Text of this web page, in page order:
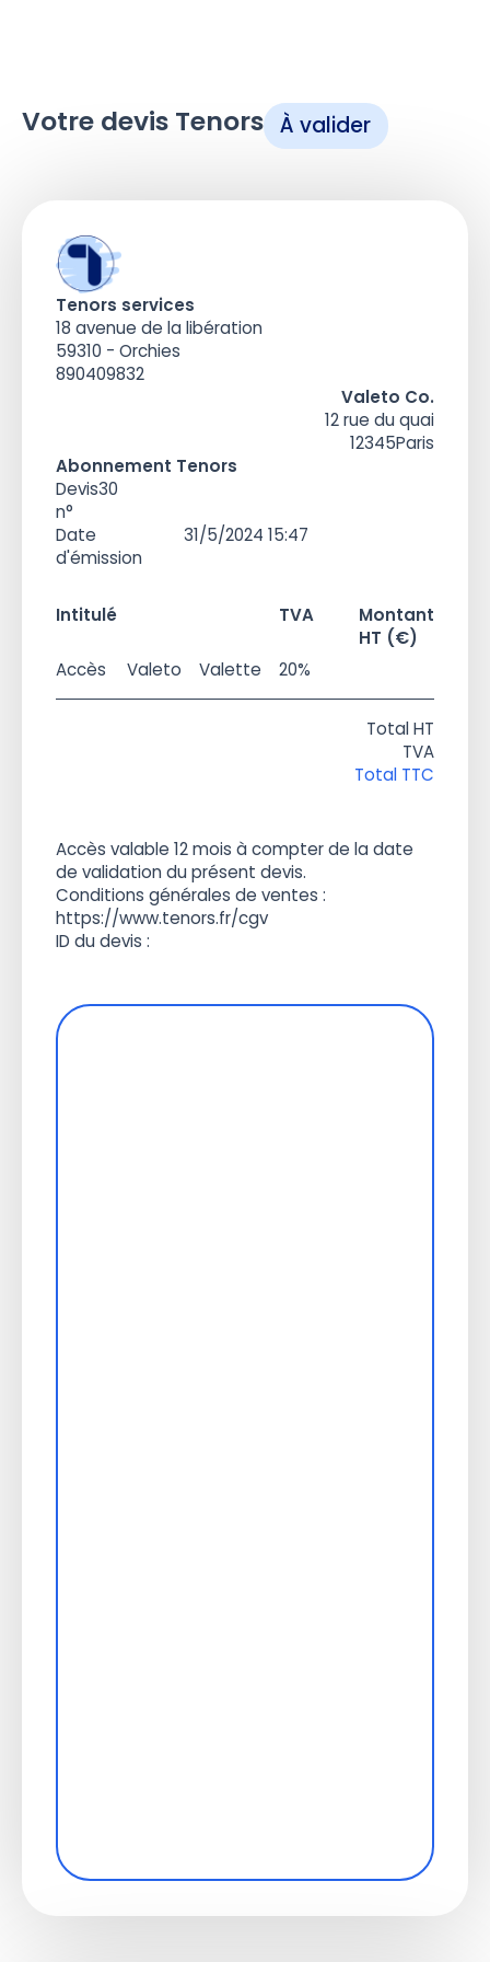
Votre devis Tenors À valider
Tenors services
18 avenue de la libération
59310 - Orchies
890409832
Valeto Co.
12 rue du quai
12345Paris
Abonnement Tenors
Devis
n°
30
Date
d'émission
31/5/2024 15:47
Intitulé TVA
Montant
HT (€)
Accès
Valeto Valette 20%
Total HT
TVA
Total TTC
Accès valable 12 mois à compter de la date
de validation du présent devis.
Conditions générales de ventes :
https://www.tenors.fr/cgv
ID du devis :